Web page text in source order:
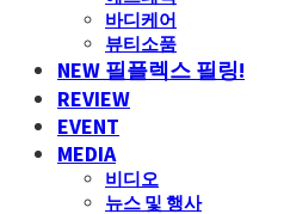
바디케어
뷰티소품
NEW 필플렉스 필링!
REVIEW
EVENT
MEDIA
비디오
뉴스 및 행사